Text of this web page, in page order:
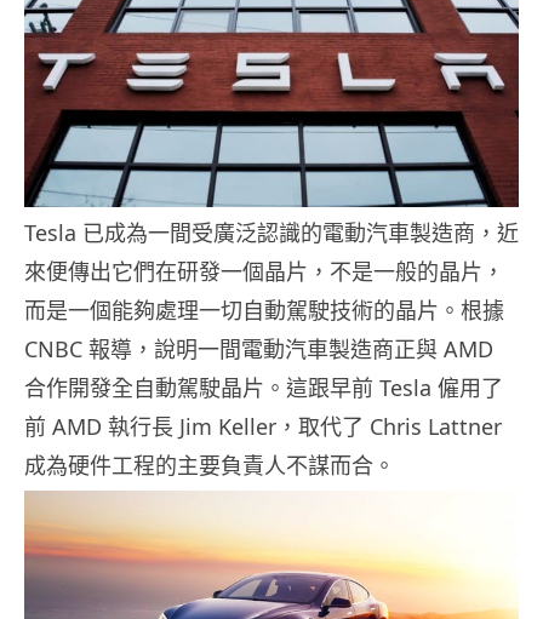
Tesla 已成為一間受廣泛認識的電動汽車製造商，近
來便傳出它們在研發一個晶片，不是一般的晶片，
而是一個能夠處理一切自動駕駛技術的晶片。根據
CNBC 報導，說明一間電動汽車製造商正與 AMD
合作開發全自動駕駛晶片。這跟早前 Tesla 僱用了
前 AMD 執行長 Jim Keller，取代了 Chris Lattner
成為硬件工程的主要負責人不謀而合。